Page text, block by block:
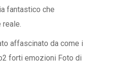
fantastico che
reale.
affascinato da come i
forti emozioni Foto di